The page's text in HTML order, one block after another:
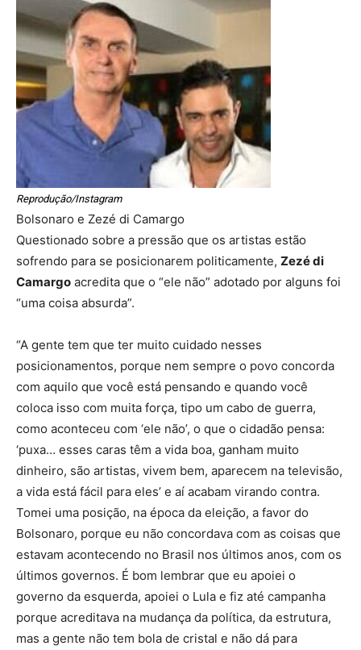
Reprodução/Instagram
Bolsonaro e Zezé di Camargo
Questionado sobre a pressão que os artistas estão
sofrendo para se posicionarem politicamente, Zezé di
Camargo acredita que o “ele não” adotado por alguns foi
“uma coisa absurda”.
“A gente tem que ter muito cuidado nesses
posicionamentos, porque nem sempre o povo concorda
com aquilo que você está pensando e quando você
coloca isso com muita força, tipo um cabo de guerra,
como aconteceu com ‘ele não’, o que o cidadão pensa:
‘puxa… esses caras têm a vida boa, ganham muito
dinheiro, são artistas, vivem bem, aparecem na televisão,
a vida está fácil para eles’ e aí acabam virando contra.
Tomei uma posição, na época da eleição, a favor do
Bolsonaro, porque eu não concordava com as coisas que
estavam acontecendo no Brasil nos últimos anos, com os
últimos governos. É bom lembrar que eu apoiei o
governo da esquerda, apoiei o Lula e fiz até campanha
porque acreditava na mudança da política, da estrutura,
mas a gente não tem bola de cristal e não dá para